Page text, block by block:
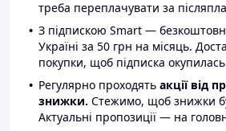
треба переплачувати за
З підпискою Smart —
Україні за 50 грн на місяць.
покупки, щоб підписка
Регулярно проходять акції від
знижки. Стежимо, щоб знижки
Актуальні пропозиції — на